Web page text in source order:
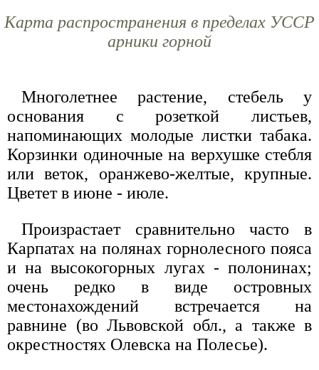
Карта распространения в пределах УССР
арники горной
Многолетнее растение, стебель у
основания с розеткой листьев,
напоминающих молодые листки табака.
Корзинки одиночные на верхушке стебля
или веток, оранжево-желтые, крупные.
Цветет в июне - июле.
Произрастает сравнительно часто в
Карпатах на полянах горнолесного пояса
и на высокогорных лугах - полонинах;
очень редко в виде островных
местонахождений встречается на
равнине (во Львовской обл., а также в
окрестностях Олевска на Полесье).